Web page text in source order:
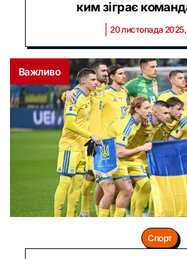
ким зіграє
20 листопада
Важливо
Спорт